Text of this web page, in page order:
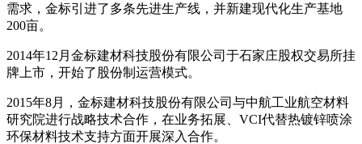
需求，金标引进了多条先进生产线，并新建现代化生产基地
200亩。
2014年12月金标建材科技股份有限公司于石家庄股权交易所挂
牌上市，开始了股份制运营模式。
2015年8月，金标建材科技股份有限公司与中航工业航空材料
研究院进行战略技术合作，在业务拓展、VCI代替热镀锌喷涂
环保材料技术支持方面开展深入合作。